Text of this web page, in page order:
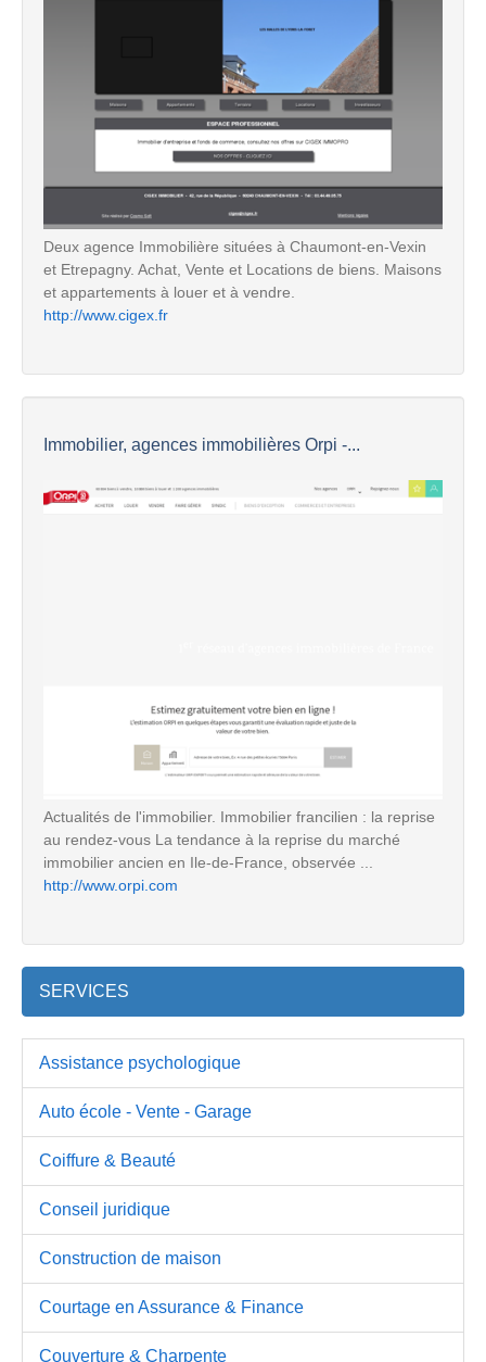
Deux agence Immobilière situées à Chaumont-en-Vexin
et Etrepagny. Achat, Vente et Locations de biens. Maisons
et appartements à louer et à vendre.
http://www.cigex.fr
Immobilier, agences immobilières Orpi -...
Actualités de l'immobilier. Immobilier francilien : la reprise
au rendez-vous La tendance à la reprise du marché
immobilier ancien en Ile-de-France, observée ...
http://www.orpi.com
SERVICES
Assistance psychologique
Auto école - Vente - Garage
Coiffure & Beauté
Conseil juridique
Construction de maison
Courtage en Assurance & Finance
Couverture & Charpente